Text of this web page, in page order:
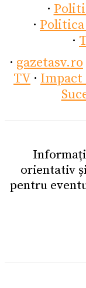
·
·
·
· gazetasv.ro
TV · Impact
orientativ
pentru